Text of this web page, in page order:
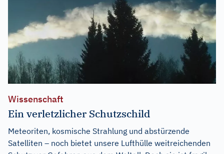
Wissenschaft
Ein verletzlicher Schutzschild
Meteoriten, kosmische Strahlung und abstürzende
Satelliten – noch bietet unsere Lufthülle weitreichenden